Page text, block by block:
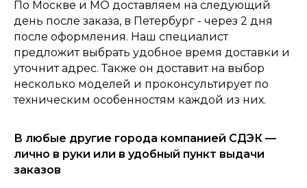
Консультация Корзина
0
По Москве и МО доставляем на следующий
день после заказа, в Петербург - через 2 дня
после оформления. Наш специалист
предложит выбрать удобное время доставки и
уточнит адрес. Также он доставит на выбор
несколько моделей и проконсультирует по
техническим особенностям каждой из них.
В любые другие города компанией СДЭК —
лично в руки или в удобный пункт выдачи
заказов